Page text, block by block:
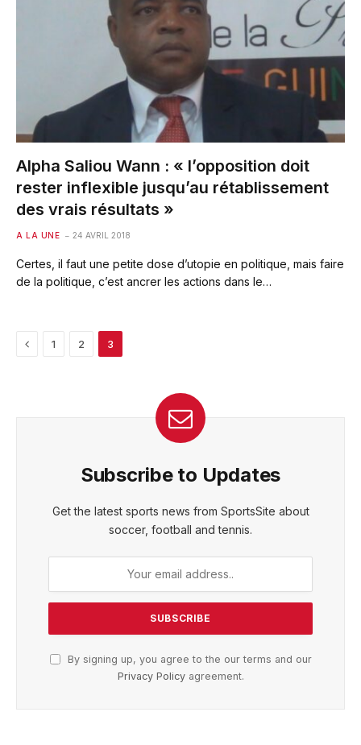
Alpha Saliou Wann : « l’opposition doit
rester inflexible jusqu’au rétablissement
des vrais résultats »
A LA UNE 24 AVRIL 2018
Certes, il faut une petite dose d’utopie en politique, mais faire
de la politique, c’est ancrer les actions dans le…
Previous
1 2 3
Subscribe to Updates
Get the latest sports news from SportsSite about
soccer, football and tennis.
By signing up, you agree to the our terms and our
Privacy Policyagreement.